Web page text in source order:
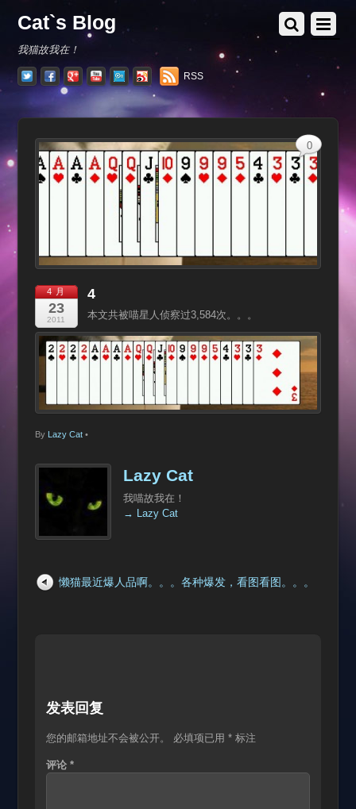
Cat`s Blog
我猫故我在！
RSS
4 月
23
2011
4
本文共被喵星人侦察过3,584次。。。
By Lazy Cat•
0
Lazy Cat
我喵故我在！
→ Lazy Cat
懒猫最近爆人品啊。。。各种爆发，看图看图。。。
发表回复
您的邮箱地址不会被公开。 必填项已用 *标注
评论 *